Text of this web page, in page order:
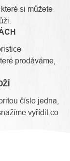
si můžete
prodáváme,
číslo jedna,
vyřídit co